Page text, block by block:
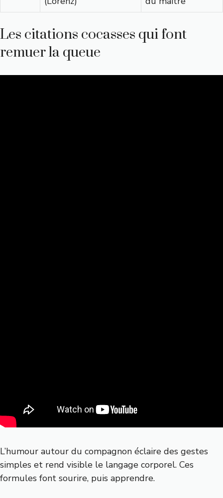
Les citations cocasses qui font
remuer la queue
L’humour autour du compagnon éclaire des gestes
simples et rend visible le langage corporel. Ces
formules font sourire, puis apprendre.